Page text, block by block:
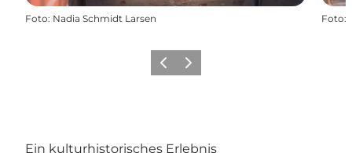
Foto: Nadia Schmidt Larsen Foto:
ZurückWeiter
Ein kulturhistorisches Erlebnis